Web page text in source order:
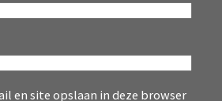
en site opslaan in deze browser